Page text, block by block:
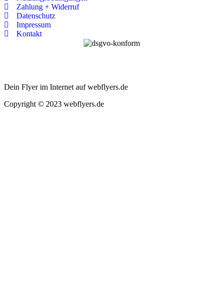
Zahlung + Widerruf
Datenschutz
Impressum
Kontakt
Dein Flyer im Internet auf webflyers.de
Copyright © 2023 webflyers.de